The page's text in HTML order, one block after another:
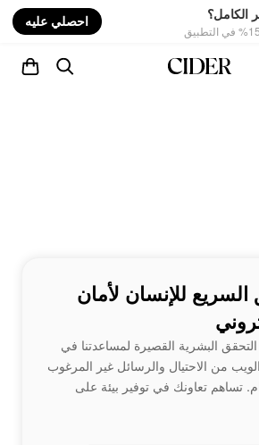
الكامل؟ احصلي عليه
للإنسان لأمان
البشرية القصيرة لمساعدتنا في
من الاحتيال والرسائل غير المرغوب
تساهم تعاونك في توفير بيئة على